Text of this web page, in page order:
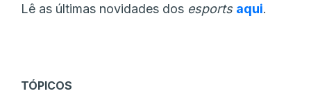
Lê as últimas novidades dos esports aqui.
TÓPICOS